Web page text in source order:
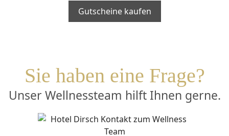
Gutscheine kaufen
Sie haben eine Frage?
Unser Wellnessteam hilft Ihnen gerne.